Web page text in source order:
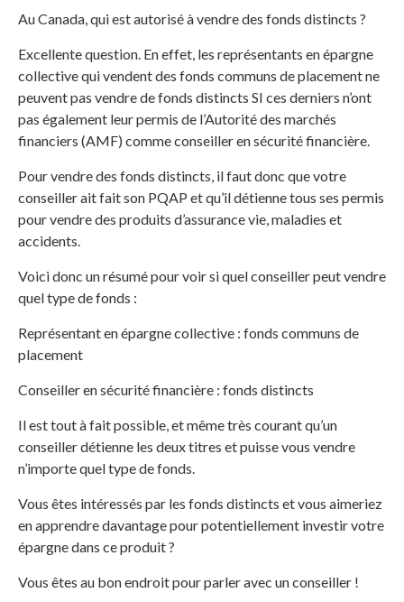
Au Canada, qui est autorisé à vendre des fonds distincts ?
Excellente question. En effet, les représentants en épargne
collective qui vendent des fonds communs de placement ne
peuvent pas vendre de fonds distincts SI ces derniers n’ont
pas également leur permis de l’Autorité des marchés
financiers (AMF) comme conseiller en sécurité financière.
Pour vendre des fonds distincts, il faut donc que votre
conseiller ait fait son PQAP et qu’il détienne tous ses permis
pour vendre des produits d’assurance vie, maladies et
accidents.
Voici donc un résumé pour voir si quel conseiller peut vendre
quel type de fonds :
Représentant en épargne collective : fonds communs de
placement
Conseiller en sécurité financière : fonds distincts
Il est tout à fait possible, et même très courant qu’un
conseiller détienne les deux titres et puisse vous vendre
n’importe quel type de fonds.
Vous êtes intéressés par les fonds distincts et vous aimeriez
en apprendre davantage pour potentiellement investir votre
épargne dans ce produit ?
Vous êtes au bon endroit pour parler avec un conseiller !